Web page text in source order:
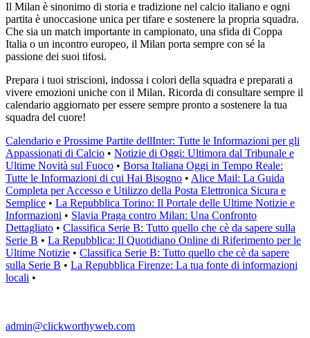
Il Milan è sinonimo di storia e tradizione nel calcio italiano e ogni
partita è unoccasione unica per tifare e sostenere la propria squadra.
Che sia un match importante in campionato, una sfida di Coppa
Italia o un incontro europeo, il Milan porta sempre con sé la
passione dei suoi tifosi.
Prepara i tuoi striscioni, indossa i colori della squadra e preparati a
vivere emozioni uniche con il Milan. Ricorda di consultare sempre il
calendario aggiornato per essere sempre pronto a sostenere la tua
squadra del cuore!
Calendario e Prossime Partite dellInter: Tutte le Informazioni per gli
Appassionati di Calcio • Notizie di Oggi: Ultimora dal Tribunale e
Ultime Novità sul Fuoco • Borsa Italiana Oggi in Tempo Reale:
Tutte le Informazioni di cui Hai Bisogno • Alice Mail: La Guida
Completa per Accesso e Utilizzo della Posta Elettronica Sicura e
Semplice • La Repubblica Torino: Il Portale delle Ultime Notizie e
Informazioni • Slavia Praga contro Milan: Una Confronto
Dettagliato • Classifica Serie B: Tutto quello che cè da sapere sulla
Serie B • La Repubblica: Il Quotidiano Online di Riferimento per le
Ultime Notizie • Classifica Serie B: Tutto quello che cè da sapere
sulla Serie B • La Repubblica Firenze: La tua fonte di informazioni
locali •
admin@clickworthyweb.com